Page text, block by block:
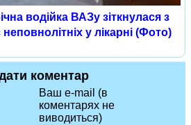
водійка ВАЗу зіткнулася з
у лікарні (Фото)
коментар
Ваш e-mail (в
коментарях не
виводиться)